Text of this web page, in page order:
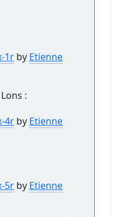
1r by Etienne
:
4r by Etienne
5r by Etienne